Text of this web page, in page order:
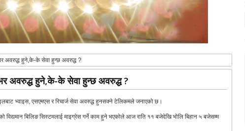
अवरुद्ध हुने,के-के सेवा हुन्छ अवरुद्ध ?
अवरुद्ध हुने,के-के सेवा हुन्छ अवरुद्ध ?
भ्वाइस, एसएमएस र रिचार्ज सेवा अवरुद्ध हुनसक्ने टेलिकमले जनाएको छ।
बिलिङ सिस्टमलाई माइग्रेस गर्ने काम हुने भएकोले आज राति ११ बजेदेखि भोलि बिहान ५ बजेसम्म